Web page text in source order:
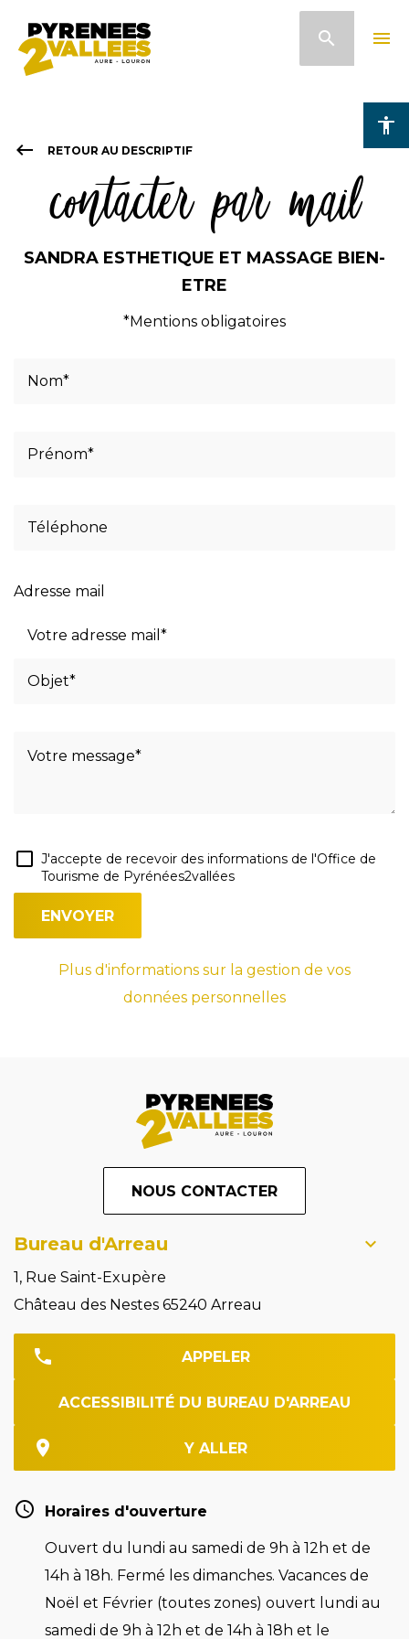
contenu
accessibility
search menu
keyboard_backspace RETOUR AU DESCRIPTIF
contacter par mail
SANDRA ESTHETIQUE ET MASSAGE BIEN-
ETRE
*Mentions obligatoires
Adresse mail
J'accepte de recevoir des informations de l'Office de
Tourisme de Pyrénées2vallées
Plus d'informations sur la gestion de vos
données personnelles
NOUS CONTACTER
Bureau d'Arreau
1, Rue Saint-Exupère
Château des Nestes 65240 Arreau
APPELER
ACCESSIBILITÉ DU BUREAU D'ARREAU
Y ALLER
Horaires d'ouverture
Ouvert du lundi au samedi de 9h à 12h et de
14h à 18h. Fermé les dimanches. Vacances de
Noël et Février (toutes zones) ouvert lundi au
samedi de 9h à 12h et de 14h à 18h et le